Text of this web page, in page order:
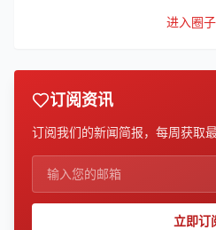
进入圈
订阅资讯
订阅我们的新闻简报，每周获取
立即订